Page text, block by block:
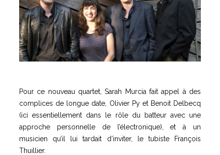
Pour ce nouveau quartet, Sarah Murcia fait appel à des
complices de longue date, Olivier Py et Benoit Delbecq
(ici essentiellement dans le rôle du batteur avec une
approche personnelle de l’électronique), et à un
musicien qu’il lui tardait d’inviter, le tubiste François
Thuillier.